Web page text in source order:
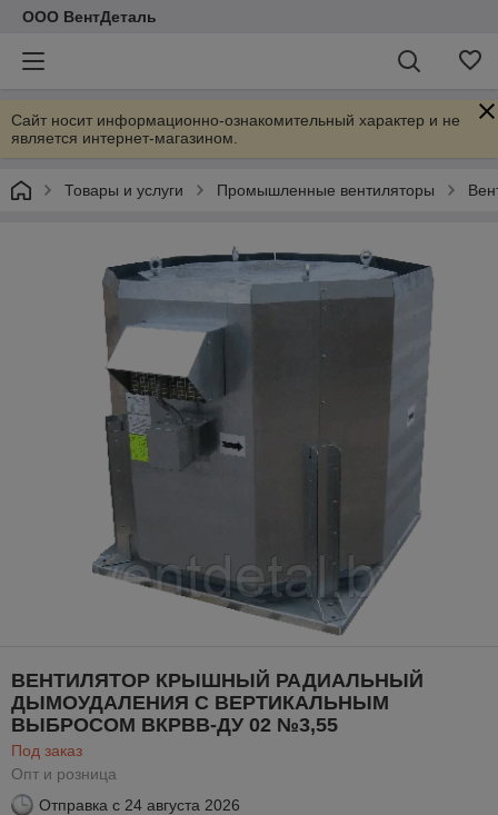
ООО ВентДеталь
Сайт носит информационно-ознакомительный характер и не
является интернет-магазином.
Товары и услуги Промышленные вентиляторы
ВЕНТИЛЯТОР КРЫШНЫЙ РАДИАЛЬНЫЙ
ДЫМОУДАЛЕНИЯ С ВЕРТИКАЛЬНЫМ
ВЫБРОСОМ ВКРВВ-ДУ 02 №3,55
Под заказ
Опт и розница
Отправка с 24 августа 2026